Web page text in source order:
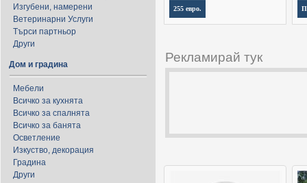
Изгубени, намерени
Ветеринарни Услуги
Търси партньор
Други
Дом и градина
Мебели
Всичко за кухнята
Всичко за спалнята
Всичко за банята
Осветление
Изкуство, декорация
Градина
Други
255 евро.
Рекламирай тук